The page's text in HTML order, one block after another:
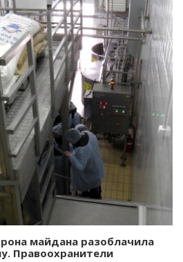
майдана разоблачила
Правоохранители